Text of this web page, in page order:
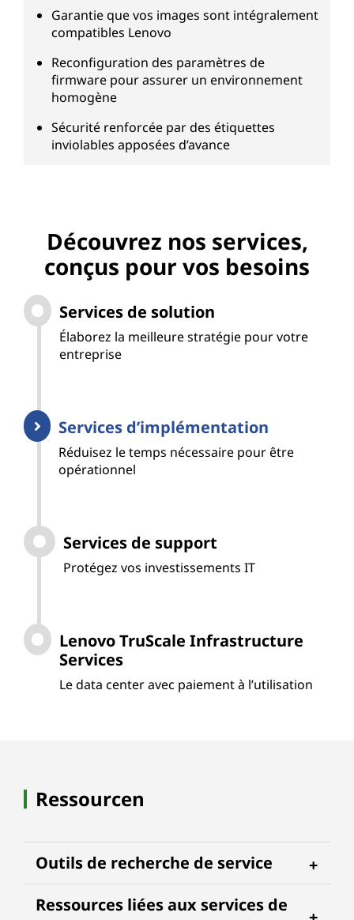
Garantie que vos images sont intégralement
compatibles Lenovo
Reconfiguration des paramètres de
firmware pour assurer un environnement
homogène
Sécurité renforcée par des étiquettes
inviolables apposées d’avance
Découvrez nos services,
conçus pour vos besoins
Services de solution
Élaborez la meilleure stratégie pour votre
entreprise
Services d’implémentation
Réduisez le temps nécessaire pour être
opérationnel
Services de support
Protégez vos investissements IT
Lenovo TruScale Infrastructure
Services
Le data center avec paiement à l’utilisation
Ressourcen
Outils de recherche de service
Ressources liées aux services de